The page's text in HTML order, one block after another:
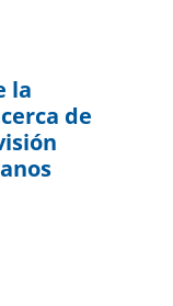
la
de